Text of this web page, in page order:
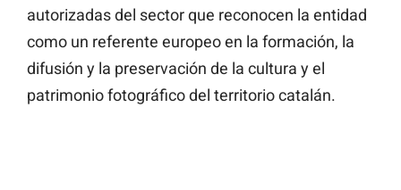
autorizadas del sector que reconocen la entidad
como un referente europeo en la formación, la
difusión y la preservación de la cultura y el
patrimonio fotográfico del territorio catalán.